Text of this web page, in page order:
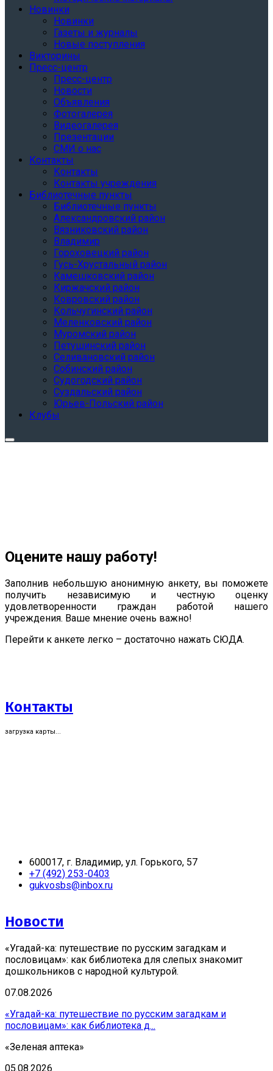
Новинки
Новинки
Газеты и журналы
Новые поступления
Викторины
Пресс-центр
Пресс-центр
Новости
Объявления
Фотогалерея
Видеогалерея
Презентации
СМИ о нас
Контакты
Контакты
Контакты учреждения
Библиотечные пункты
Библиотечные пункты
Александровский район
Вязниковский район
Владимир
Гороховецкий район
Гусь-Хрустальный район
Камешковский район
Киржачский район
Ковровский район
Кольчугинский район
Меленковский район
Муромский район
Петушинский район
Селивановский район
Собинский район
Судогодский район
Суздальский район
Юрьев-Польский район
Клубы
Оцените нашу работу!
Заполнив небольшую анонимную анкету, вы поможете
получить независимую и честную оценку
удовлетворенности граждан работой нашего
учреждения. Ваше мнение очень важно!
Перейти к анкете легко – достаточно нажать СЮДА.
Контакты
загрузка карты...
600017, г. Владимир, ул. Горького, 57
+7 (492) 253-0403
gukvosbs@inbox.ru
Новости
«Угадай-ка: путешествие по русским загадкам и
пословицам»: как библиотека для слепых знакомит
дошкольников с народной культурой.
07.08.2026
«Угадай-ка: путешествие по русским загадкам и
пословицам»: как библиотека д...
«Зеленая аптека»
05.08.2026